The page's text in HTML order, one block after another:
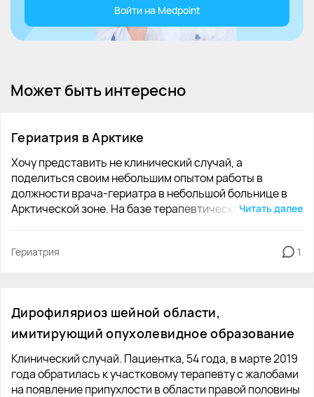
Войти на Medpoint
Может быть интересно
Гериатрия в Арктике
Хочу представить не клинический случай, а
поделиться своим небольшим опытом работы в
должности врача-гериатра в небольшой больнице в
Арктической зоне. На базе терапевтического
гериатрическая койка. Главная проблема, с которой
сделано, в чем заключается работа гериатра. Первым
делом я наладила сотрудничество с социальной
направлялись одинокие пожилые люди, живущие в
сельской местности, которые были неспособны к
самостоятельному проживанию и испытывали
Читать далее
Гериатрия 1
Дирофиляриоз шейной области,
имитирующий опухолевидное образование
Клинический случай. Пациентка, 54 года, в марте 2019
года обратилась к участковому терапевту с жалобами
на появление припухлости в области правой половины